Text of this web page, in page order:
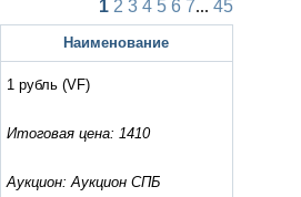
1 2 3 4 5 6 7... 45
Наименование
1 рубль (VF)
Итоговая цена: 1410
Аукцион: Аукцион СПБ